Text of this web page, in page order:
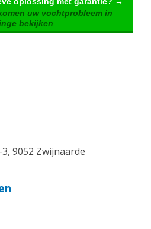
uw vochtprobleem in
bekijken
9052 Zwijnaarde